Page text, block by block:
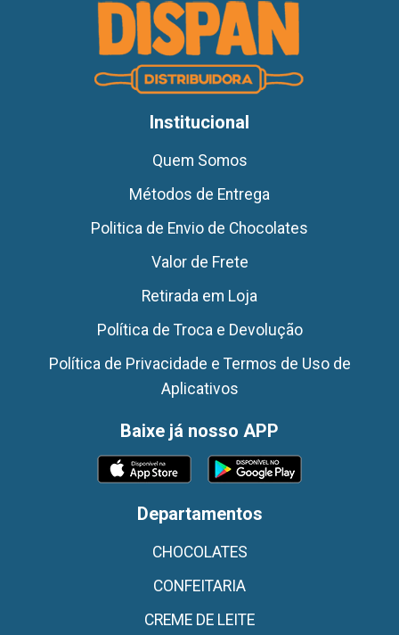
Institucional
Quem Somos
Métodos de Entrega
Politica de Envio de Chocolates
Valor de Frete
Retirada em Loja
Política de Troca e Devolução
Política de Privacidade e Termos de Uso de
Aplicativos
Baixe já nosso APP
Departamentos
CHOCOLATES
CONFEITARIA
CREME DE LEITE